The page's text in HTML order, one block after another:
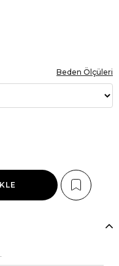
Beden Ölçüleri